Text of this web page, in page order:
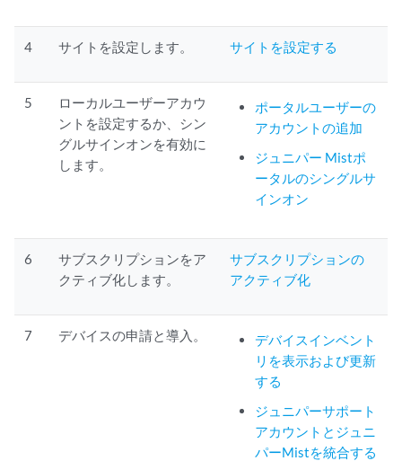
4 サイトを設定します。 サイトを設定する
5
ローカルユーザーアカウ
ントを設定するか、シン
グルサインオンを有効に
します。
ポータルユーザーの
アカウントの追加
ジュニパー Mistポ
ータルのシングルサ
インオン
6
サブスクリプションをア
クティブ化します。
サブスクリプションの
アクティブ化
7 デバイスの申請と導入。
デバイスインベント
リを表示および更新
する
ジュニパーサポート
アカウントとジュニ
パーMistを統合する